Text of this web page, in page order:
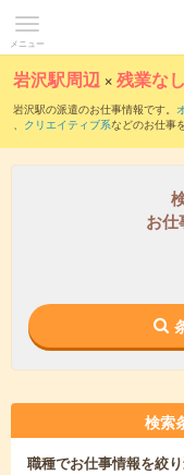
メニュー
岩沢駅周辺 ×残業なし
岩沢駅の派遣のお仕事情報です。
、 クリエイティブ系などのお仕事
お仕
検索
職種でお仕事情報を絞